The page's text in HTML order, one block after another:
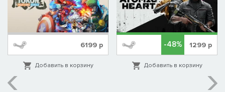
6199 р
Добавить в корзину
-48% 1299 р
Добавить в корзину